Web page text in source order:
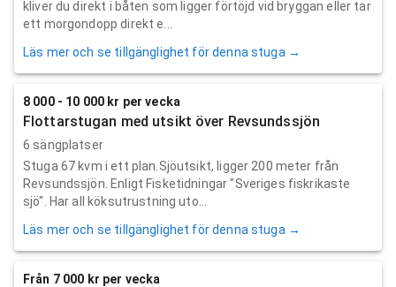
kliver du direkt i båten som ligger förtöjd vid bryggan eller tar
ett morgondopp direkt e...
Läs mer och se tillgänglighet för denna stuga →
8 000 - 10 000 kr per vecka
Flottarstugan med utsikt över Revsundssjön
6 sängplatser
Stuga 67 kvm i ett plan.Sjöutsikt, ligger 200 meter från
Revsundssjön. Enligt Fisketidningar "Sveriges fiskrikaste
sjö". Har all köksutrustning uto...
Läs mer och se tillgänglighet för denna stuga →
Från 7 000 kr per vecka